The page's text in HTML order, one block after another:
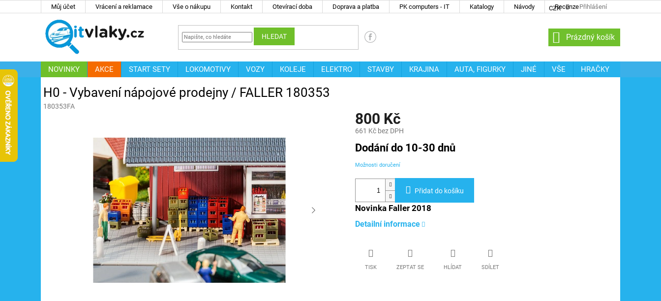
Můj účet Vrácení a reklamace Vše o nákupu Kontakt Otevírací doba Doprava a platba PK computers - IT Katalogy Návody Recenze
CZK Přihlášení
HLEDAT
NÁKUPNÍ
KOŠÍK
Prázdný košík
NOVINKY AKCE START SETY LOKOMOTIVY VOZY KOLEJE ELEKTRO STAVBY KRAJINA AUTA, FIGURKY JINÉ VŠE
HRAČKY
ZNAČKY
H0 - Vybavení nápojové prodejny / FALLER 180353
180353FA
800 Kč
661 Kč bez DPH
Měrná
cena:
Dodání do 10-30 dnů
Možnosti doručení
Přidat do košíku
Novinka Faller 2018
Detailní informace
TISK ZEPTAT SE HLÍDAT SDÍLET